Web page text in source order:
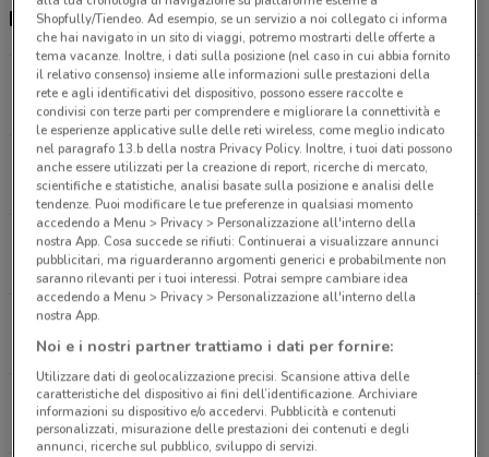
Negozi Primigi a Jesi
Via Maiolatesi, 4 Jesi
894 m
Via Bellagamba, 2 Bis Jesi
1.8 km
Via S. Ubaldo, 49/51 Monsano
5 km
Via Don Minzoni, 47/49 Castelbellino
7.5 km
Via Maestri Del Lavoro Chiaravalle
12 km
CHIUSO
Shopfully/Tiendeo. Ad esempio, se un servizio a noi collegato ci informa
che hai navigato in un sito di viaggi, potremo mostrarti delle offerte a
tema vacanze. Inoltre, i dati sulla posizione (nel caso in cui abbia fornito
il relativo consenso) insieme alle informazioni sulle prestazioni della
rete e agli identificativi del dispositivo, possono essere raccolte e
condivisi con terze parti per comprendere e migliorare la connettività e
le esperienze applicative sulle delle reti wireless, come meglio indicato
nel paragrafo 13.b della nostra Privacy Policy. Inoltre, i tuoi dati possono
anche essere utilizzati per la creazione di report, ricerche di mercato,
scientifiche e statistiche, analisi basate sulla posizione e analisi delle
tendenze. Puoi modificare le tue preferenze in qualsiasi momento
accedendo a Menu > Privacy > Personalizzazione all'interno della
nostra App. Cosa succede se rifiuti: Continuerai a visualizzare annunci
pubblicitari, ma riguarderanno argomenti generici e probabilmente non
saranno rilevanti per i tuoi interessi. Potrai sempre cambiare idea
accedendo a Menu > Privacy > Personalizzazione all'interno della
nostra App.
Noi e i nostri partner trattiamo i dati per fornire:
Utilizzare dati di geolocalizzazione precisi. Scansione attiva delle
caratteristiche del dispositivo ai fini dell’identificazione. Archiviare
informazioni su dispositivo e/o accedervi. Pubblicità e contenuti
personalizzati, misurazione delle prestazioni dei contenuti e degli
annunci, ricerche sul pubblico, sviluppo di servizi.